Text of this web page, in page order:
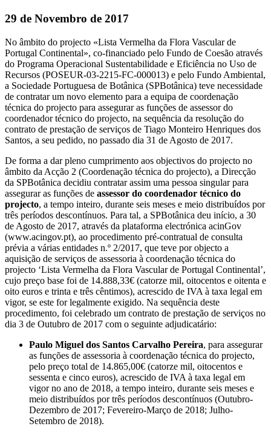
29 de Novembro de 2017
No âmbito do projecto «Lista Vermelha da Flora Vascular de
Portugal Continental», co-financiado pelo Fundo de Coesão através
do Programa Operacional Sustentabilidade e Eficiência no Uso de
Recursos (POSEUR-03-2215-FC-000013) e pelo Fundo Ambiental,
a Sociedade Portuguesa de Botânica (SPBotânica) teve necessidade
de contratar um novo elemento para a equipa de coordenação
técnica do projecto para assegurar as funções de assessor do
coordenador técnico do projecto, na sequência da resolução do
contrato de prestação de serviços de Tiago Monteiro Henriques dos
Santos, a seu pedido, no passado dia 31 de Agosto de 2017.
De forma a dar pleno cumprimento aos objectivos do projecto no
âmbito da Acção 2 (Coordenação técnica do projecto), a Direcção
da SPBotânica decidiu contratar assim uma pessoa singular para
assegurar as funções de assessor do coordenador técnico do
projecto, a tempo inteiro, durante seis meses e meio distribuídos por
três períodos descontínuos. Para tal, a SPBotânica deu início, a 30
de Agosto de 2017, através da plataforma electrónica acinGov
(www.acingov.pt), ao procedimento pré-contratual de consulta
prévia a várias entidades n.º 2/2017, que teve por objecto a
aquisição de serviços de assessoria à coordenação técnica do
projecto ‘Lista Vermelha da Flora Vascular de Portugal Continental’,
cujo preço base foi de 14.888,33€ (catorze mil, oitocentos e oitenta e
oito euros e trinta e três cêntimos), acrescido de IVA à taxa legal em
vigor, se este for legalmente exigido. Na sequência deste
procedimento, foi celebrado um contrato de prestação de serviços no
dia 3 de Outubro de 2017 com o seguinte adjudicatário:
Paulo Miguel dos Santos Carvalho Pereira, para assegurar
as funções de assessoria à coordenação técnica do projecto,
pelo preço total de 14.865,00€ (catorze mil, oitocentos e
sessenta e cinco euros), acrescido de IVA à taxa legal em
vigor no ano de 2018, a tempo inteiro, durante seis meses e
meio distribuídos por três períodos descontínuos (Outubro-
Dezembro de 2017; Fevereiro-Março de 2018; Julho-
Setembro de 2018).